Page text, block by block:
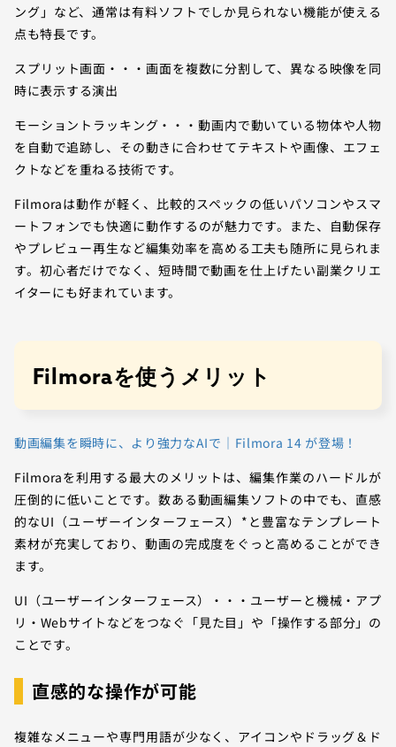
ング」など、通常は有料ソフトでしか見られない機能が使える
点も特長です。
スプリット画面・・・画面を複数に分割して、異なる映像を同
時に表示する演出
モーショントラッキング・・・動画内で動いている物体や人物
を自動で追跡し、その動きに合わせてテキストや画像、エフェ
クトなどを重ねる技術です。
Filmoraは動作が軽く、比較的スペックの低いパソコンやスマ
ートフォンでも快適に動作するのが魅力です。また、自動保存
やプレビュー再生など編集効率を高める工夫も随所に見られま
す。初心者だけでなく、短時間で動画を仕上げたい副業クリエ
イターにも好まれています。
Filmoraを使うメリット
動画編集を瞬時に、より強力なAIで｜Filmora 14 が登場！
Filmoraを利用する最大のメリットは、編集作業のハードルが
圧倒的に低いことです。数ある動画編集ソフトの中でも、直感
的なUI（ユーザーインターフェース）*と豊富なテンプレート
素材が充実しており、動画の完成度をぐっと高めることができ
ます。
UI（ユーザーインターフェース）・・・ユーザーと機械・アプ
リ・Webサイトなどをつなぐ「見た目」や「操作する部分」の
ことです。
直感的な操作が可能
複雑なメニューや専門用語が少なく、アイコンやドラッグ＆ド